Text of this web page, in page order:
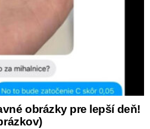
obrázky pre lepší deň!